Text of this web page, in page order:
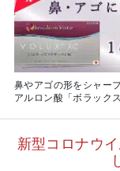
鼻やアゴの形をシャー
アルロン酸「ボラック
新型コロナウ